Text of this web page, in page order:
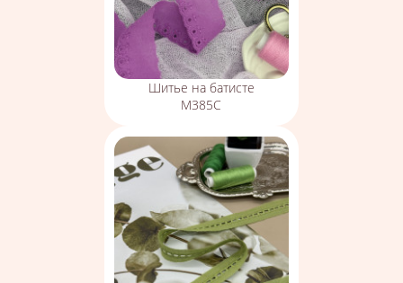
Шитье на батисте
М385С